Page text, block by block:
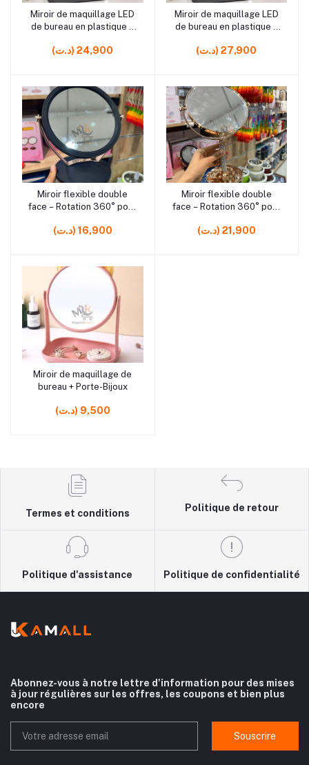
rrrrrr6 rrrrrr5 rrrrrr5
Ajouter au panier
Miroir de maquillage LED
de bureau en plastique –
(د.ت) 24,900
rrrrrr0
Ajouter au panier
Miroir de maquillage LED
de bureau en plastique –
(د.ت) 27,900
rrrrrr6
Ajouter au panier
Miroir flexible double
face – Rotation 360° pour
(د.ت) 16,900
rrrrrr0 rrrrrr12 rrrrrr0
Ajouter au panier
Miroir flexible double
face – Rotation 360° pour
(د.ت) 21,900
rrrrrr9 rrrrrr0 rrrrrr3 rrrrrr4
Ajouter au panier
Miroir de maquillage de
bureau + Porte-Bijoux
(د.ت) 9,500
Termes et conditions
Politique de retour
Politique d'assistance Politique de confidentialité
Abonnez-vous à notre lettre d'information pour des mises
à jour régulières sur les offres, les coupons et bien plus
encore
Souscrire